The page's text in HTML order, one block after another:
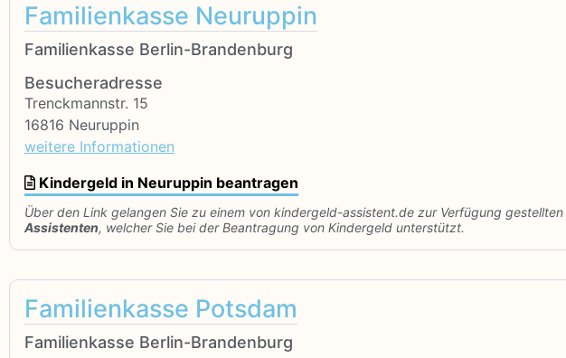
Familienkasse Neuruppin
Familienkasse Berlin-Brandenburg
Besucheradresse
Trenckmannstr. 15
16816 Neuruppin
weitere Informationen
Kindergeld in Neuruppin beantragen
Über den Link gelangen Sie zu einem von kindergeld-assistent.de zur Verfügung gestellten
Assistenten, welcher Sie bei der Beantragung von Kindergeld unterstützt.
Familienkasse Potsdam
Familienkasse Berlin-Brandenburg